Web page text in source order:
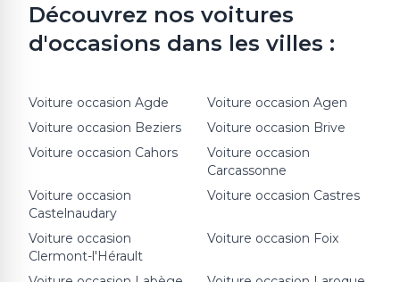
Découvrez nos voitures
d'occasions dans les villes :
Voiture occasion Agde Voiture occasion Agen
Voiture occasion Beziers Voiture occasion Brive
Voiture occasion Cahors
Voiture occasion
Carcassonne
Voiture occasion
Castelnaudary
Voiture occasion Castres
Voiture occasion
Clermont-l'Hérault
Voiture occasion Foix